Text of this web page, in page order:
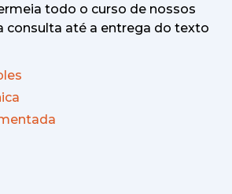
todo o curso de nossos
consulta até a entrega do texto